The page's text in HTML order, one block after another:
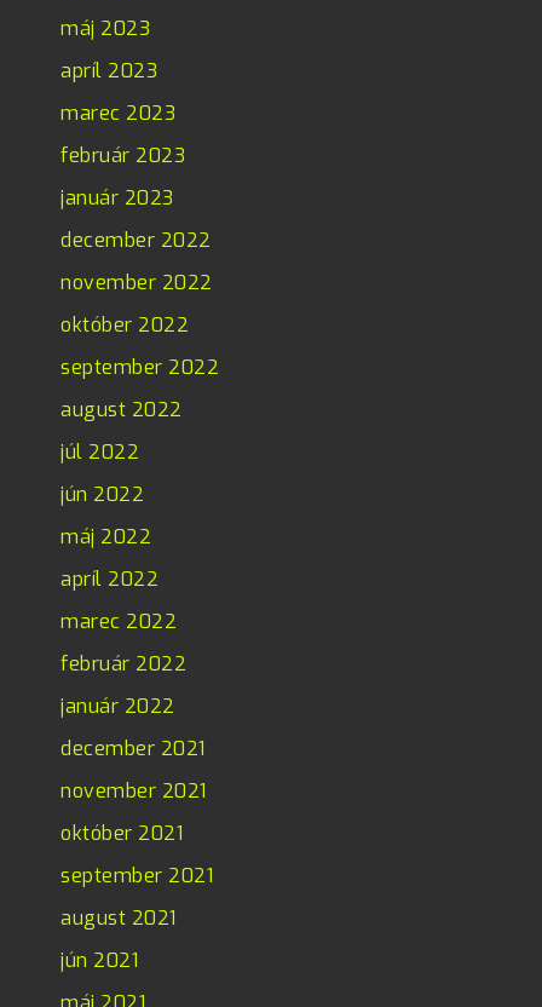
máj 2023
apríl 2023
marec 2023
február 2023
január 2023
december 2022
november 2022
október 2022
september 2022
august 2022
júl 2022
jún 2022
máj 2022
apríl 2022
marec 2022
február 2022
január 2022
december 2021
november 2021
október 2021
september 2021
august 2021
jún 2021